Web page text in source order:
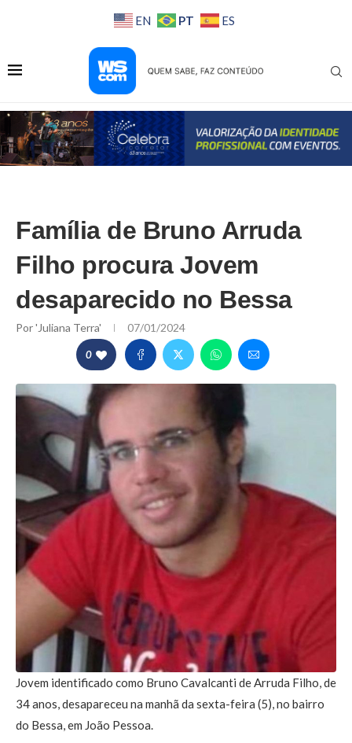
EN PT ES
Família de Bruno Arruda
Filho procura Jovem
desaparecido no Bessa
Por'Juliana Terra' 07/01/2024
0
Jovem identificado como Bruno Cavalcanti de Arruda Filho, de
34 anos, desapareceu na manhã da sexta-feira (5), no bairro
do Bessa, em João Pessoa.